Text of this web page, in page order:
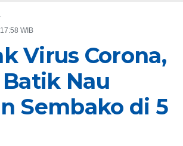
WIB
Virus Corona,
Nau
Sembako di 5